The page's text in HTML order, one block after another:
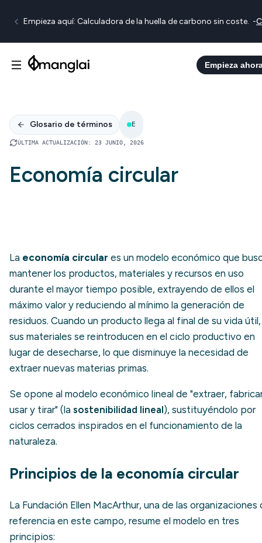
Empieza aquí: Calculadora de la huella de carbono sin coste. -
Empieza
Glosario de términos E
ÚLTIMA ACTUALIZACIÓN: 23 JUNIO, 2026
Economía circular
La economía circular es un modelo económico que
mantener los productos, materiales y recursos en uso
durante el mayor tiempo posible, extrayendo de ellos el
máximo valor y reduciendo al mínimo la generación de
residuos. Cuando un producto llega al final de su vida útil,
sus materiales se reintroducen en el ciclo productivo en
lugar de desecharse, lo que disminuye la necesidad de
extraer nuevas materias primas.
Se opone al modelo económico lineal de "extraer,
usar y tirar" (la sostenibilidad lineal), sustituyéndolo por
ciclos cerrados inspirados en el funcionamiento de la
naturaleza.
Principios de la economía circular
La Fundación Ellen MacArthur, una de las organizaciones
referencia en este campo, resume el modelo en tres
principios: